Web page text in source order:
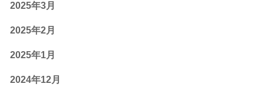
2025年3月
2025年2月
2025年1月
2024年12月